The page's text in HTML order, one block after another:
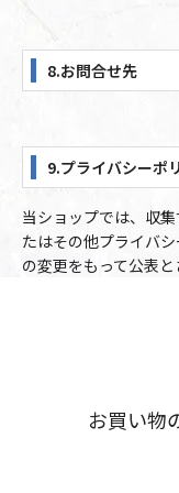
8.お問合せ先
9.プライバシーポ
当ショップでは、収
たはその他プライバ
の変更をもって公表と
お買い物